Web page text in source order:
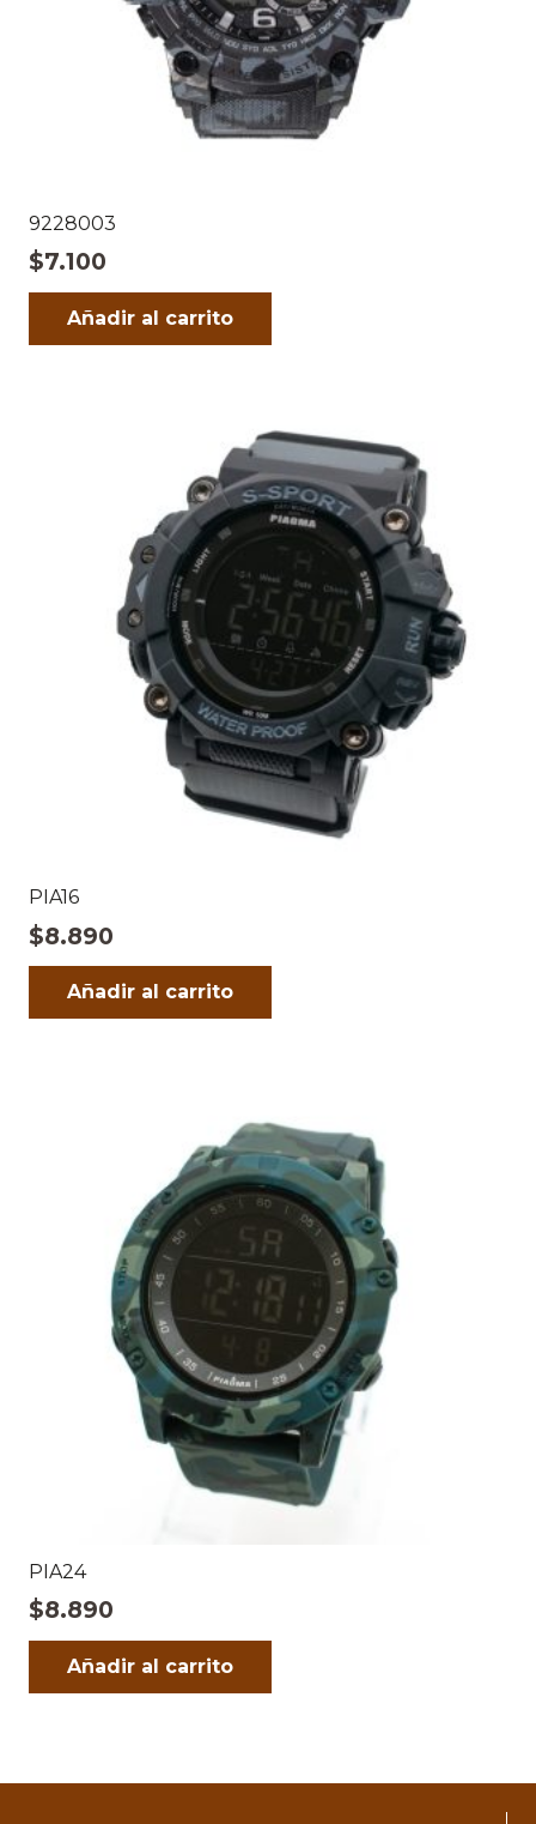
9228003
$7.100
Añadir al carrito
PIA16
$8.890
Añadir al carrito
PIA24
$8.890
Añadir al carrito